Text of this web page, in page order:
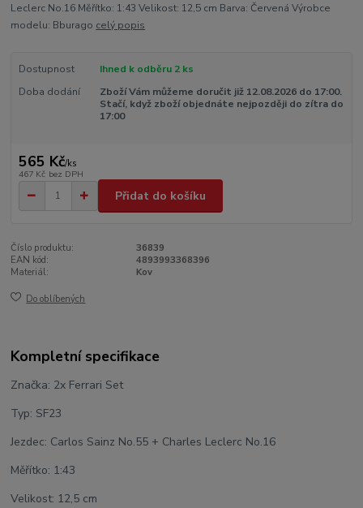
Leclerc No.16 Měřítko: 1:43 Velikost: 12,5 cm Barva: Červená Výrobce
modelu: Bburago celý popis
Dostupnost
Ihned k odběru 2 ks
Doba dodání
Zboží Vám můžeme doručit již 12.08.2026 do 17:00.
Stačí, když zboží objednáte nejpozději do zítra do
17:00
565 Kč/ks
467 Kč bez DPH
Přidat do košíku
Číslo produktu:
36839
EAN kód:
4893993368396
Materiál:
Kov
Do oblíbených
Kompletní specifikace
Značka: 2x Ferrari Set
Typ: SF23
Jezdec: Carlos Sainz No.55 + Charles Leclerc No.16
Měřítko: 1:43
Velikost: 12,5 cm